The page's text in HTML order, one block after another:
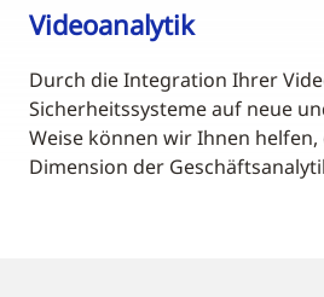
Videoanalytik
Durch die Integration Ihrer
Sicherheitssysteme auf neue
Weise können wir Ihnen helfen,
Dimension der